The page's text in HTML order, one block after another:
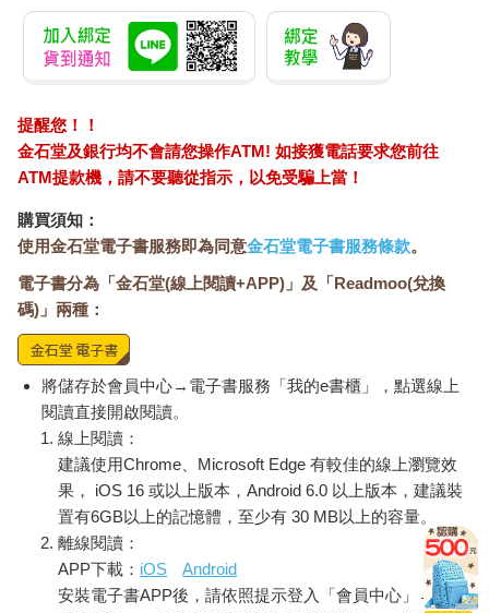
提醒您！！
金石堂及銀行均不會請您操作ATM! 如接獲電話要求您前往
ATM提款機，請不要聽從指示，以免受騙上當！
購買須知：
使用金石堂電子書服務即為同意金石堂電子書服務條款。
電子書分為「金石堂(線上閱讀+APP)」及「Readmoo(兌換
碼)」兩種：
將儲存於會員中心→電子書服務「我的e書櫃」，點選線上
閱讀直接開啟閱讀。
線上閱讀：
建議使用Chrome、Microsoft Edge 有較佳的線上瀏覽效
果， iOS 16 或以上版本，Android 6.0 以上版本，建議裝
置有6GB以上的記憶體，至少有 30 MB以上的容量。
離線閱讀：
APP下載： iOS
Android
安裝電子書APP後，請依照提示登入「會員中心」→「我